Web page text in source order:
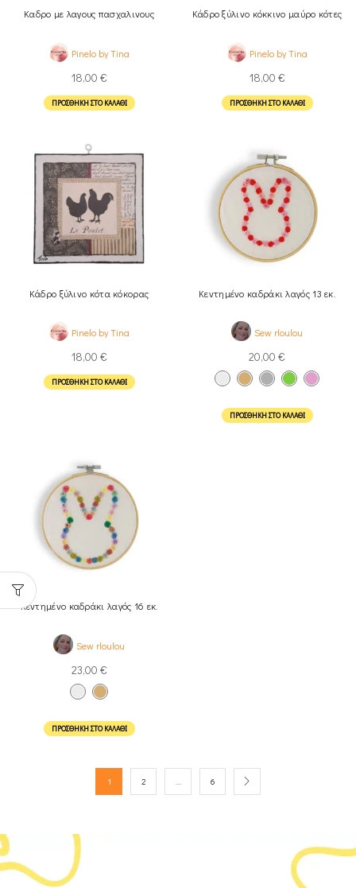
Καδρο με λαγους πασχαλινους
Pinelo by Tina
18,00 €
ΠΡΟΣΘΉΚΗ ΣΤΟ ΚΑΛΆΘΙ
Κάδρο ξύλινο κόκκινο μαύρο κότες
Pinelo by Tina
18,00 €
ΠΡΟΣΘΉΚΗ ΣΤΟ ΚΑΛΆΘΙ
Κάδρο ξύλινο κότα κόκορας
Pinelo by Tina
18,00 €
ΠΡΟΣΘΉΚΗ ΣΤΟ ΚΑΛΆΘΙ
Κεντημένο καδράκι λαγός 13 εκ.
Sew rloulou
20,00 €
ΠΡΟΣΘΉΚΗ ΣΤΟ ΚΑΛΆΘΙ
Κεντημένο καδράκι λαγός 16 εκ.
Sew rloulou
23,00 €
ΠΡΟΣΘΉΚΗ ΣΤΟ ΚΑΛΆΘΙ
1 2 … 6